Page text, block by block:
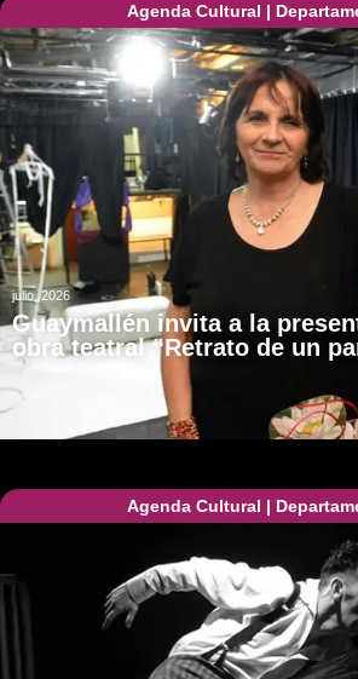
Agenda Cultural |
julio, 2026
Guaymallén invita a la
obra teatral “Retrato de un
Agenda Cultural |